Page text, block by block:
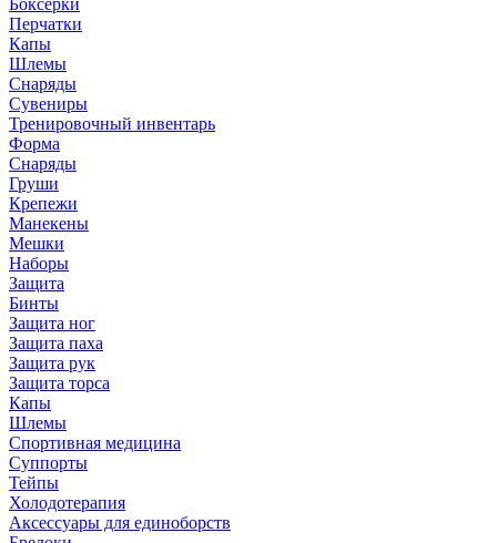
Боксерки
Перчатки
Капы
Шлемы
Снаряды
Сувениры
Тренировочный инвентарь
Форма
Снаряды
Груши
Крепежи
Манекены
Мешки
Наборы
Защита
Бинты
Защита ног
Защита паха
Защита рук
Защита торса
Капы
Шлемы
Спортивная медицина
Суппорты
Тейпы
Холодотерапия
Аксессуары для единоборств